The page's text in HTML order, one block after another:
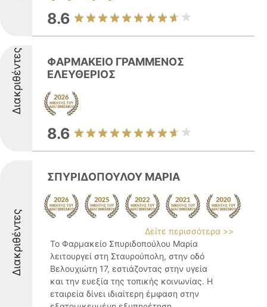
8.6
Διακριθέντες
ΦΑΡΜΑΚΕΙΟ ΓΡΑΜΜΕΝΟΣ
ΕΛΕΥΘΕΡΙΟΣ
8.6
Διακριθέντες
ΣΠΥΡΙΔΟΠΟΥΛΟΥ ΜΑΡΙΑ
Δείτε περισσότερα >>
Το Φαρμακείο Σπυριδοπούλου Μαρία
λειτουργεί στη Σταυρούπολη, στην οδό
Βελουχιώτη 17, εστιάζοντας στην υγεία
και την ευεξία της τοπικής κοινωνίας. Η
εταιρεία δίνει ιδιαίτερη έμφαση στην